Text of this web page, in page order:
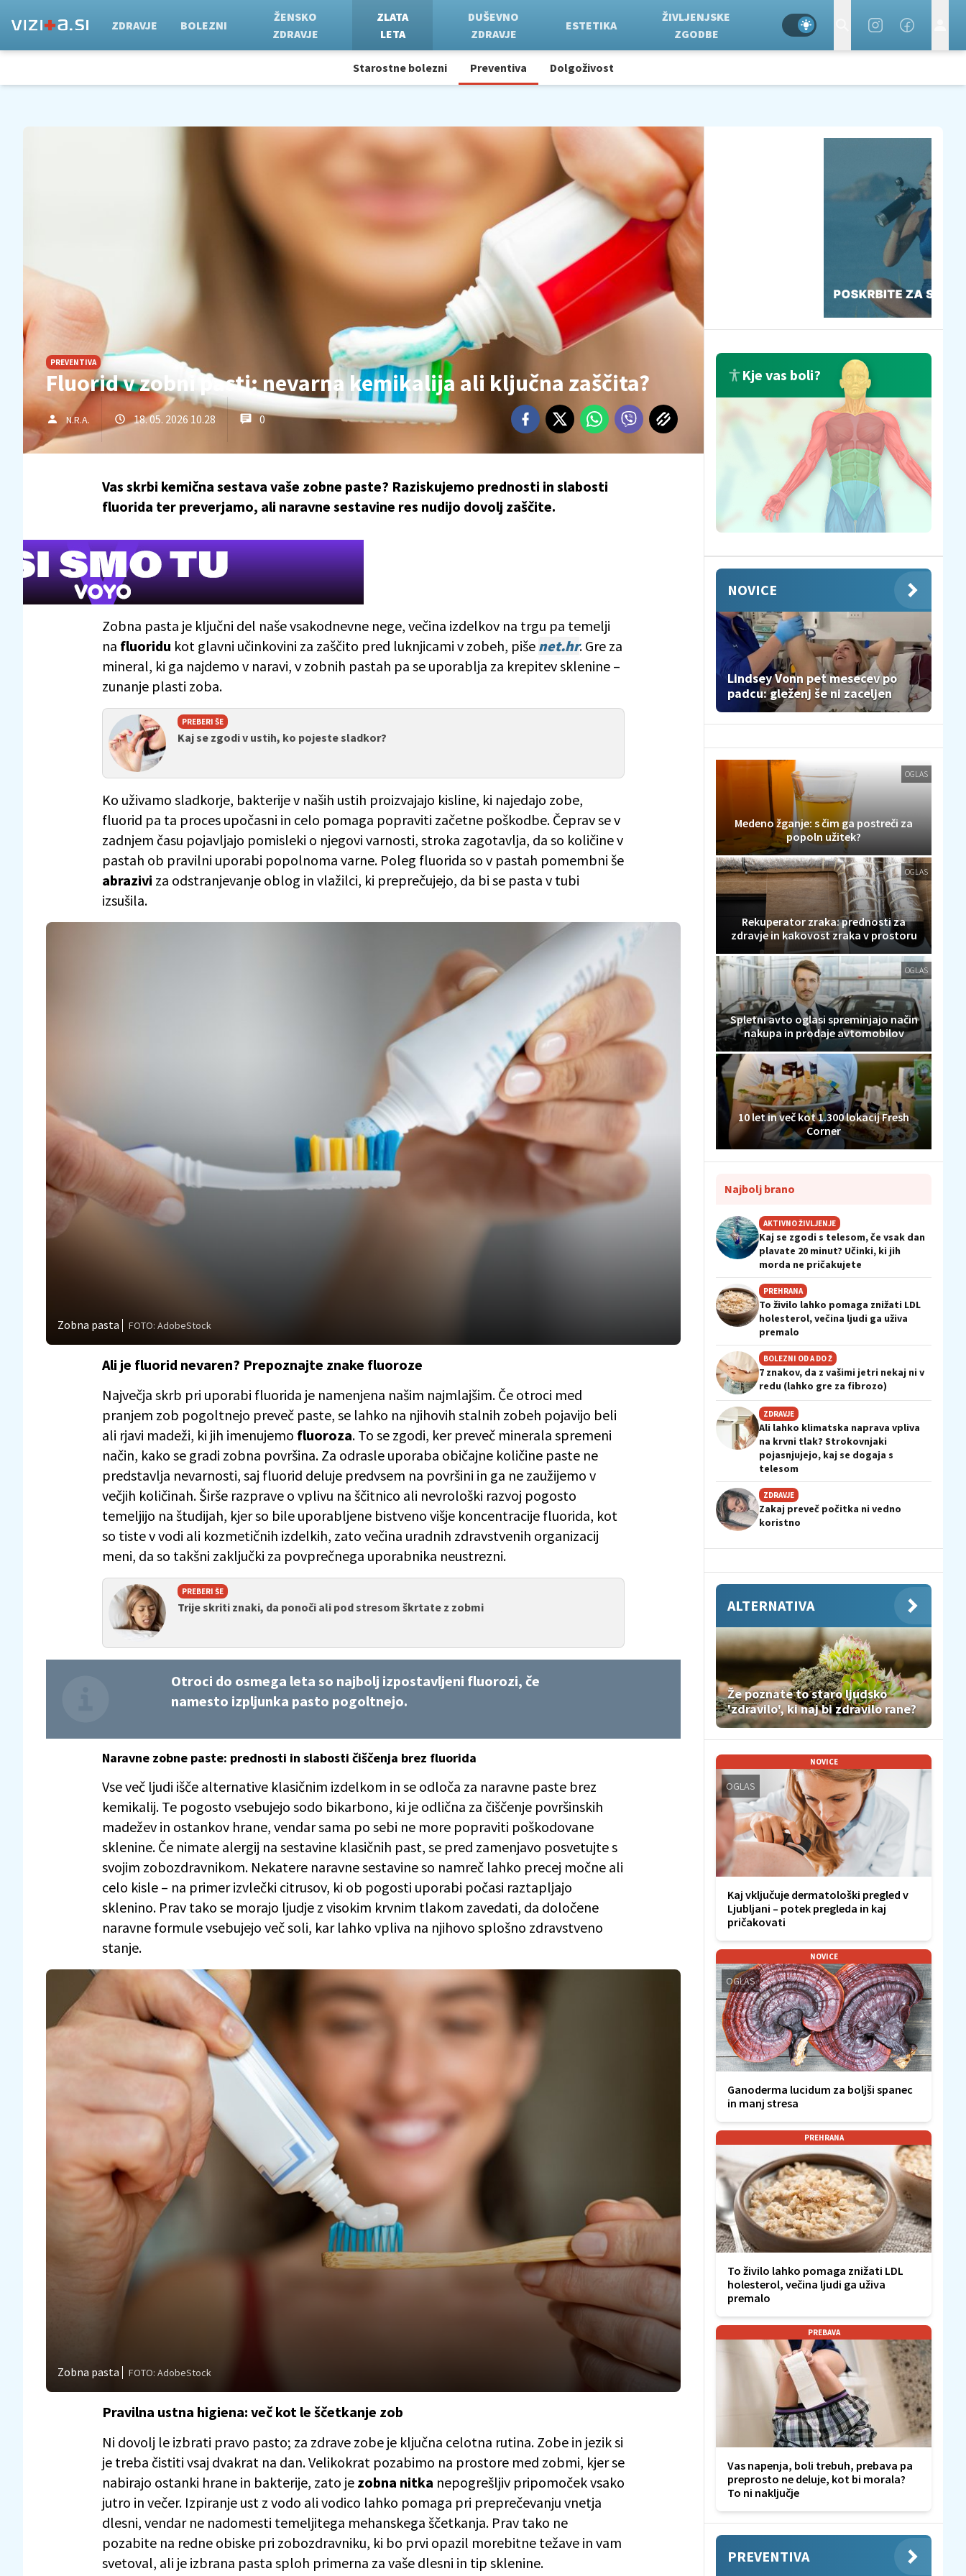
ZDRAVJE BOLEZNI
ŽENSKO
ZDRAVJE
ZLATA
LETA
DUŠEVNO
ZDRAVJE
ESTETIKA
ŽIVLJENJSKE
ZGODBE
Starostne bolezni Preventiva Dolgoživost
PREVENTIVA
Fluorid v zobni pasti: nevarna kemikalija ali ključna zaščita?
N.R.A. 18. 05. 2026 10.28 0
Vas skrbi kemična sestava vaše zobne paste? Raziskujemo prednosti in slabosti
fluorida ter preverjamo, ali naravne sestavine res nudijo dovolj zaščite.
Zobna pasta je ključni del naše vsakodnevne nege, večina izdelkov na trgu pa temelji
na fluoridu kot glavni učinkovini za zaščito pred luknjicami v zobeh, piše net.hr. Gre za
mineral, ki ga najdemo v naravi, v zobnih pastah pa se uporablja za krepitev sklenine –
zunanje plasti zoba.
PREBERI ŠE
Kaj se zgodi v ustih, ko pojeste sladkor?
Ko uživamo sladkorje, bakterije v naših ustih proizvajajo kisline, ki najedajo zobe,
fluorid pa ta proces upočasni in celo pomaga popraviti začetne poškodbe. Čeprav se v
zadnjem času pojavljajo pomisleki o njegovi varnosti, stroka zagotavlja, da so količine v
pastah ob pravilni uporabi popolnoma varne. Poleg fluorida so v pastah pomembni še
abrazivi za odstranjevanje oblog in vlažilci, ki preprečujejo, da bi se pasta v tubi
izsušila.
Zobna pasta FOTO: AdobeStock
Ali je fluorid nevaren? Prepoznajte znake fluoroze
Največja skrb pri uporabi fluorida je namenjena našim najmlajšim. Če otroci med
pranjem zob pogoltnejo preveč paste, se lahko na njihovih stalnih zobeh pojavijo beli
ali rjavi madeži, ki jih imenujemo fluoroza. To se zgodi, ker preveč minerala spremeni
način, kako se gradi zobna površina. Za odrasle uporaba običajne količine paste ne
predstavlja nevarnosti, saj fluorid deluje predvsem na površini in ga ne zaužijemo v
večjih količinah. Širše razprave o vplivu na ščitnico ali nevrološki razvoj pogosto
temeljijo na študijah, kjer so bile uporabljene bistveno višje koncentracije fluorida, kot
so tiste v vodi ali kozmetičnih izdelkih, zato večina uradnih zdravstvenih organizacij
meni, da so takšni zaključki za povprečnega uporabnika neustrezni.
PREBERI ŠE
Trije skriti znaki, da ponoči ali pod stresom škrtate z zobmi
Otroci do osmega leta so najbolj izpostavljeni fluorozi, če
namesto izpljunka pasto pogoltnejo.
Naravne zobne paste: prednosti in slabosti čiščenja brez fluorida
Vse več ljudi išče alternative klasičnim izdelkom in se odloča za naravne paste brez
kemikalij. Te pogosto vsebujejo sodo bikarbono, ki je odlična za čiščenje površinskih
madežev in ostankov hrane, vendar sama po sebi ne more popraviti poškodovane
sklenine. Če nimate alergij na sestavine klasičnih past, se pred zamenjavo posvetujte s
svojim zobozdravnikom. Nekatere naravne sestavine so namreč lahko precej močne ali
celo kisle – na primer izvlečki citrusov, ki ob pogosti uporabi počasi raztapljajo
sklenino. Prav tako se morajo ljudje z visokim krvnim tlakom zavedati, da določene
naravne formule vsebujejo več soli, kar lahko vpliva na njihovo splošno zdravstveno
stanje.
Zobna pasta FOTO: AdobeStock
Pravilna ustna higiena: več kot le ščetkanje zob
Ni dovolj le izbrati pravo pasto; za zdrave zobe je ključna celotna rutina. Zobe in jezik si
je treba čistiti vsaj dvakrat na dan. Velikokrat pozabimo na prostore med zobmi, kjer se
nabirajo ostanki hrane in bakterije, zato je zobna nitka nepogrešljiv pripomoček vsako
jutro in večer. Izpiranje ust z vodo ali vodico lahko pomaga pri preprečevanju vnetja
dlesni, vendar ne nadomesti temeljitega mehanskega ščetkanja. Prav tako ne
pozabite na redne obiske pri zobozdravniku, ki bo prvi opazil morebitne težave in vam
svetoval, ali je izbrana pasta sploh primerna za vaše dlesni in tip sklenine.
Kje vas boli?
NOVICE
Lindsey Vonn pet mesecev po
padcu: gleženj še ni zaceljen
OGLAS
Medeno žganje: s čim ga postreči za
popoln užitek?
OGLAS
Rekuperator zraka: prednosti za
zdravje in kakovost zraka v prostoru
OGLAS
Spletni avto oglasi spreminjajo način
nakupa in prodaje avtomobilov
10 let in več kot 1.300 lokacij Fresh
Corner
Najbolj brano
AKTIVNO ŽIVLJENJE
Kaj se zgodi s telesom, če vsak dan
plavate 20 minut? Učinki, ki jih
morda ne pričakujete
PREHRANA
To živilo lahko pomaga znižati LDL
holesterol, večina ljudi ga uživa
premalo
BOLEZNI OD A DO Ž
7 znakov, da z vašimi jetri nekaj ni v
redu (lahko gre za fibrozo)
ZDRAVJE
Ali lahko klimatska naprava vpliva
na krvni tlak? Strokovnjaki
pojasnjujejo, kaj se dogaja s
telesom
ZDRAVJE
Zakaj preveč počitka ni vedno
koristno
ALTERNATIVA
Že poznate to staro ljudsko
'zdravilo', ki naj bi zdravilo rane?
NOVICE
OGLAS
Kaj vključuje dermatološki pregled v
Ljubljani – potek pregleda in kaj
pričakovati
NOVICE
OGLAS
Ganoderma lucidum za boljši spanec
in manj stresa
PREHRANA
To živilo lahko pomaga znižati LDL
holesterol, večina ljudi ga uživa
premalo
PREBAVA
Vas napenja, boli trebuh, prebava pa
preprosto ne deluje, kot bi morala?
To ni naključje
PREVENTIVA